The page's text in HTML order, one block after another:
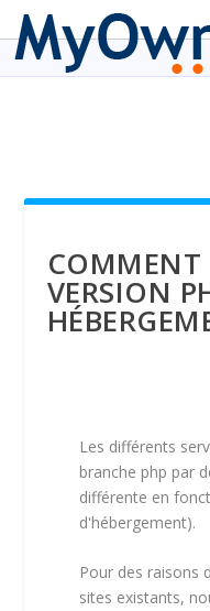
COMMENT
VERSION
Les différents
branche php par
différente en
d'hébergement).
Pour des raisons
sites existants,